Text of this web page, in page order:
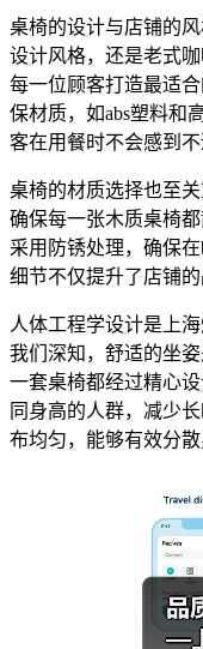
桌椅的设计与店铺的
设计风格，还是老式
每一位顾客打造最适
保材质，如abs塑料和
客在用餐时不会感到不
桌椅的材质选择也至
确保每一张木质桌椅
采用防锈处理，确保
细节不仅提升了店铺
人体工程学设计是上
我们深知，舒适的坐
一套桌椅都经过精心
同身高的人群，减少
布均匀，能够有效分